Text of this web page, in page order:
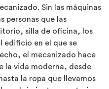
Sin las máquinas
personas que las
silla de oficina, los
edificio en el que se
el mecanizado hace
la vida moderna, desde
la ropa que llevamos